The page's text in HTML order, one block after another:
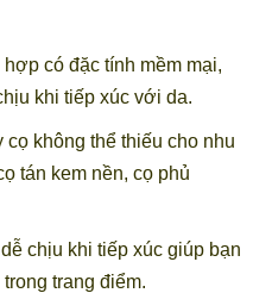
có đặc tính mềm mại,
khi tiếp xúc với da.
không thể thiếu cho nhu
tán kem nền, cọ phủ
chịu khi tiếp xúc giúp bạn
trang điểm.